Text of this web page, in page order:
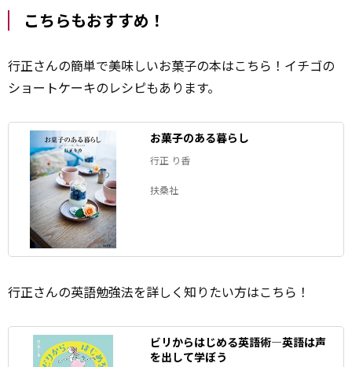
こちらもおすすめ！
行正さんの簡単で美味しいお菓子の本はこちら！イチゴの
ショートケーキのレシピもあります。
お菓子のある暮らし
行正 り香
扶桑社
行正さんの英語勉強法を詳しく知りたい方はこちら！
ビリからはじめる英語術―英語は声
を出して学ぼう